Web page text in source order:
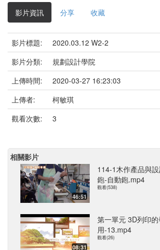
影片資訊 分享 收藏
影片標題:
2020.03.12 W2-2
影片分類:
規劃設計學院
上傳時間:
2020-03-27 16:23:03
上傳者:
柯敏琪
觀看次數:
3
相關影片
46:51
114-1木作產品與
鉋-自動鉋.mp4
觀看(538)
08:31
第一單元 3D列印
用-13.mp4
觀看(26)